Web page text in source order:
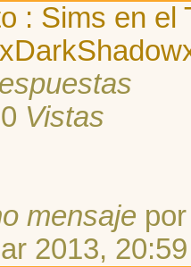
: Sims en el
Vistas
mensaje
2013, 20:59